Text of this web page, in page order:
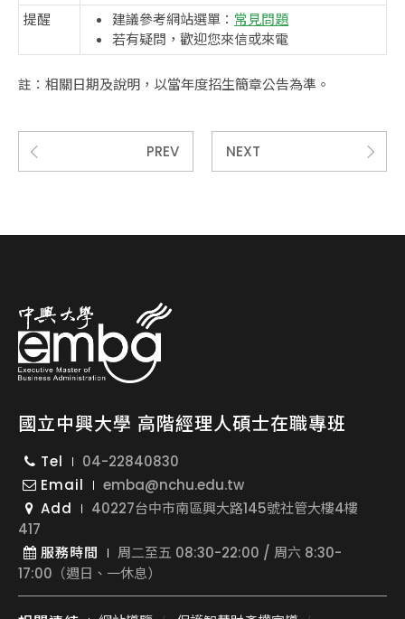
提醒
建議參考網站選單： 常見問題
若有疑問，歡迎您來信或來電
註：相關日期及說明，以當年度招生簡章公告為準。
PREV NEXT
國立中興大學 高階經理人碩士在職專班
Tel
04-22840830
Email
emba@nchu.edu.tw
Add
40227台中市南區興大路145號社管大樓4樓
417
服務時間
周二至五 08:30-22:00 / 周六 8:30-
17:00（週日、一休息）